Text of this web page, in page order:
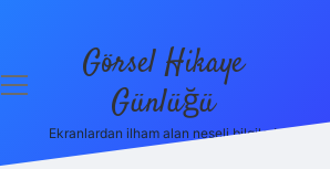
menüyü
Görsel Hikaye
Günlüğü
Ekranlardan ilham alan neşeli bilgiler!